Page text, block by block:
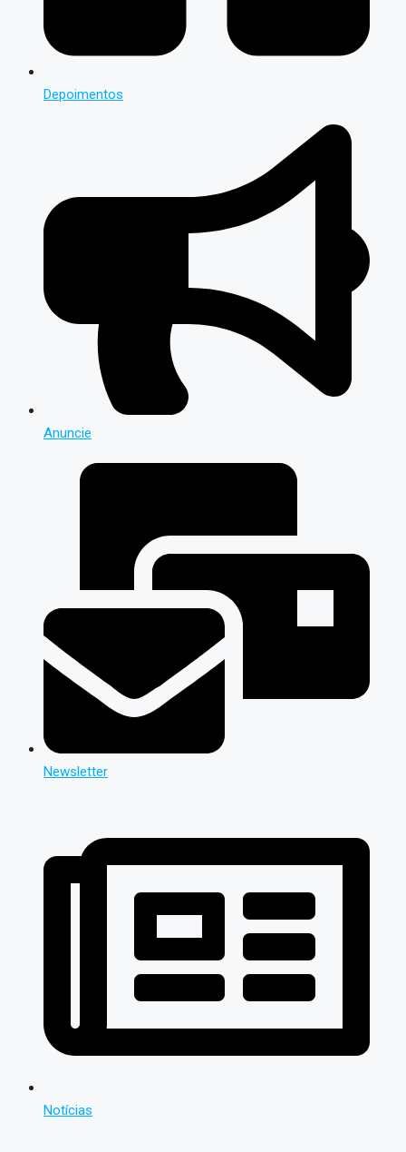
Depoimentos
Anuncie
Newsletter
Notícias